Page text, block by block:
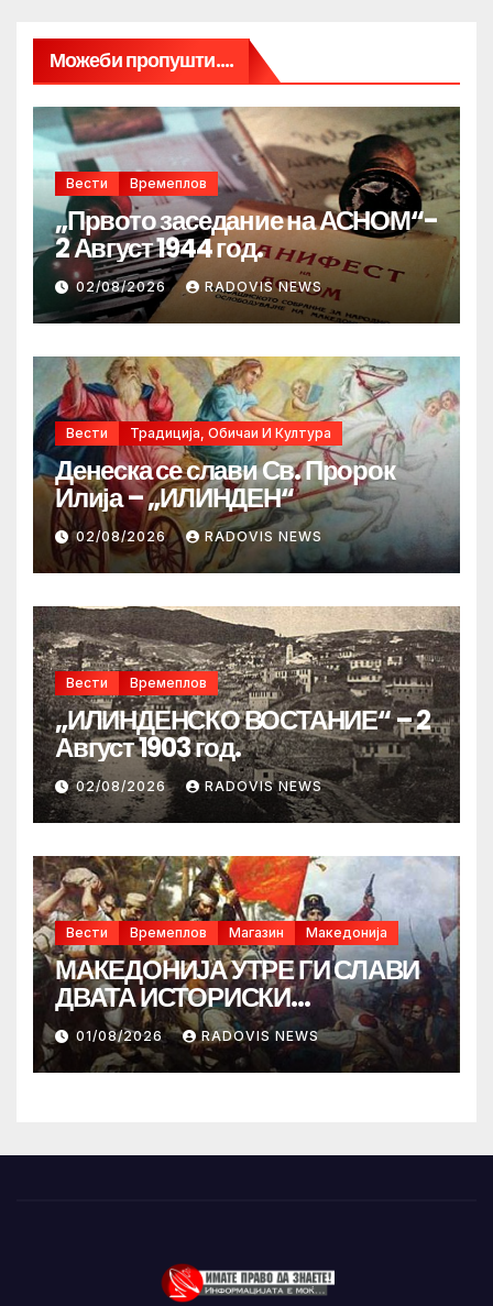
Можеби пропушти....
Вести Времеплов
„Првото заседание на АСНОМ“-
2 Август 1944 год.
02/08/2026 RADOVIS NEWS
Вести Традиција, Обичаи И Култура
Денеска се слави Св. Пророк
Илија – „ИЛИНДЕН“
02/08/2026 RADOVIS NEWS
Вести Времеплов
„ИЛИНДЕНСКО ВОСТАНИЕ“ – 2
Август 1903 год.
02/08/2026 RADOVIS NEWS
Вести Времеплов Магазин Македонија
МАКЕДОНИЈА УТРЕ ГИ СЛАВИ
ДВАТА ИСТОРИСКИ
ИЛИНДЕНА!
01/08/2026 RADOVIS NEWS